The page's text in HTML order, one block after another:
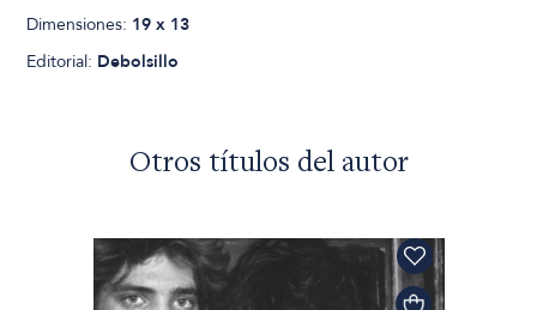
Dimensiones: 19 x 13
Editorial: Debolsillo
Otros títulos del autor